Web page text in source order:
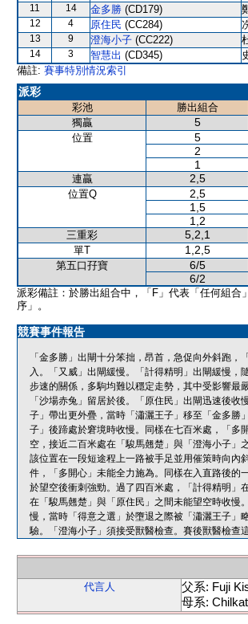
11 14 金多勝 (CD179)
12 4 原住民 (CC284)
13 9 澄海小子 (CC222)
14 3 智慧出 (CD345)
備註: 賽事特別情況索引
派彩
彩池 勝出組合
獨贏
5
位置 5
2
1
連贏 2,5
位置Q 2,5
1,5
1,2
三重彩 5,2,1
單T 1,2,5
第五口孖寶 6/5
6/2
派彩備註：於勝出組合中，「F」代表「任何組合
序」。
競賽事件報告
「金多勝」出閘十分笨拙，昂首，急促向外斜跑
入。「又威」出閘緩慢。「計得精明」出閘緩慢
步速的關係，多駒均難以穩定走勢，其中受影響最
「沙場赤兔」留居於後。「原住民」出閘迅速後
子」帶出更外疊，當時「瀟灑王子」移至「金多勝
子」後蹄處於窘境時收慢。同樣在七百米處，「多
空，接近二百米處在「駿馬翹楚」與「澄海小子
該位置在一段短途程上一路被手足並用催策時向內
件，「多開心」未能全力施為。同樣在入直路後的
於望空後衝刺強勁。過了四百米處，「計得精明」
在「駿馬翹楚」與「原住民」之間未能望空時收慢
慢，當時「得意之選」於墮退之際被「瀟灑王子」
驗。「澄海小子」須接受獸醫檢查。賽後獸醫檢查
代言人
父系: Fuji
母系: Chilkat